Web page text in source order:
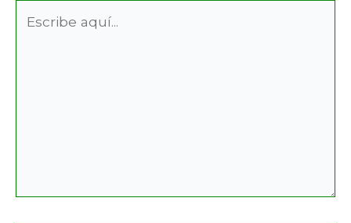
aquí...